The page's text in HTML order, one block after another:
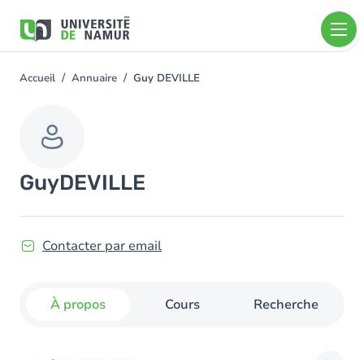
contenu
You
Accueil Annuaire Guy DEVILLE
GuyDEVILLE
Contacter par email
À propos Cours Recherche